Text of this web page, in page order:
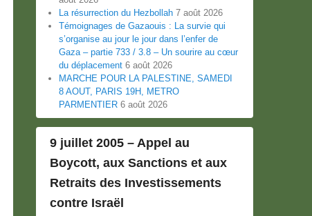
La résurrection du Hezbollah 7 août 2026
Témoignages de Gazaouis : La survie qui
s’organise au jour le jour dans l’enfer de
Gaza – partie 733 / 3.8 – Un sourire au cœur
du déplacement 6 août 2026
MARCHE POUR LA PALESTINE, SAMEDI
8 AOUT, PARIS 19H, METRO
PARMENTIER 6 août 2026
9 juillet 2005 – Appel au
Boycott, aux Sanctions et aux
Retraits des Investissements
contre Israël